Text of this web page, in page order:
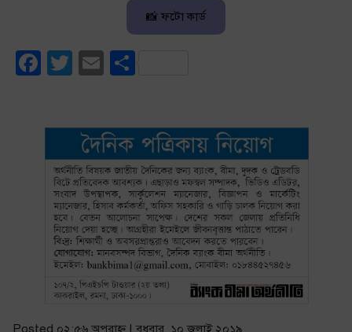
📸 ফটো কার্ড
Facebook
TwitterEmail
Posted ০২:৫৬ অপরাহ্ণ | বুধবার, ১০ জুলাই ২০১৯